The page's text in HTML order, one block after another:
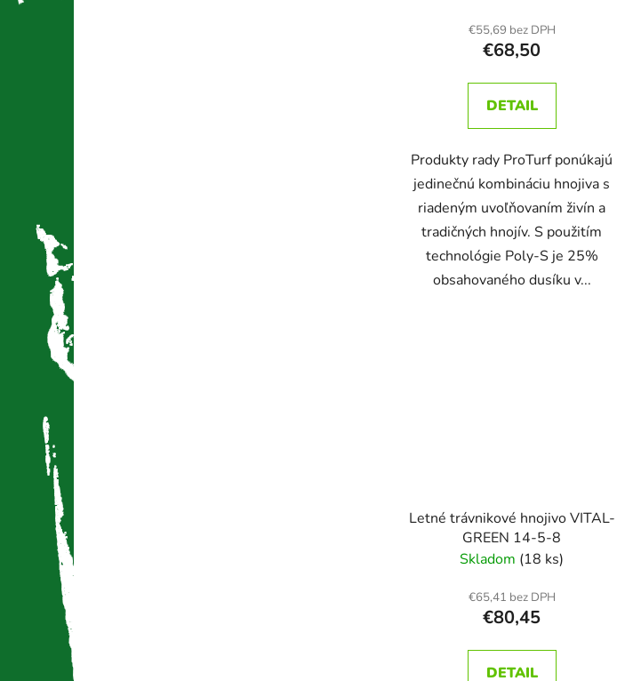
€55,69 bez DPH
€68,50
DETAIL
Produkty rady ProTurf ponúkajú
jedinečnú kombináciu hnojiva s
riadeným uvoľňovaním živín a
tradičných hnojív. S použitím
technológie Poly-S je 25%
obsahovaného dusíku v...
Letné trávnikové hnojivo VITAL-
GREEN 14-5-8
Skladom (18 ks)
€65,41 bez DPH
€80,45
DETAIL